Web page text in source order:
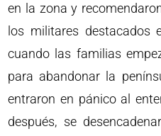
en la zona y
los militares destacados
cuando las familias
para abandonar la
entraron en pánico al
después, se